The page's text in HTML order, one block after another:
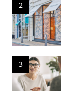
2
3